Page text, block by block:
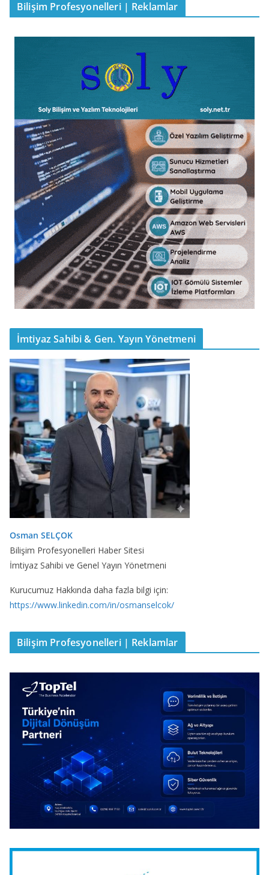
Bilişim Profesyonelleri | Reklamlar
İmtiyaz Sahibi & Gen. Yayın Yönetmeni
Osman SELÇOK
Bilişim Profesyonelleri Haber Sitesi
İmtiyaz Sahibi ve Genel Yayın Yönetmeni
Kurucumuz Hakkında daha fazla bilgi için:
https://www.linkedin.com/in/osmanselcok/
Bilişim Profesyonelleri | Reklamlar